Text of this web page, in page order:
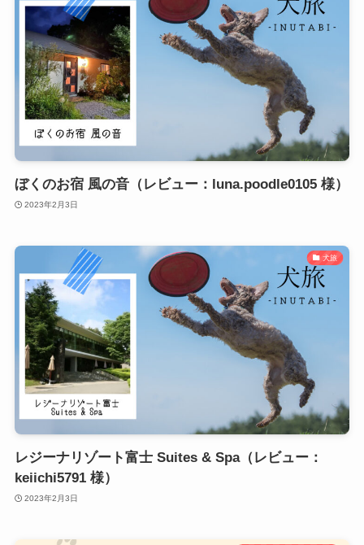
ぼくのお宿 風の音（レビュー：luna.poodle0105 様）
2023年2月3日
犬旅
レジーナリゾート富士 Suites & Spa（レビュー：
keiichi5791 様）
2023年2月3日